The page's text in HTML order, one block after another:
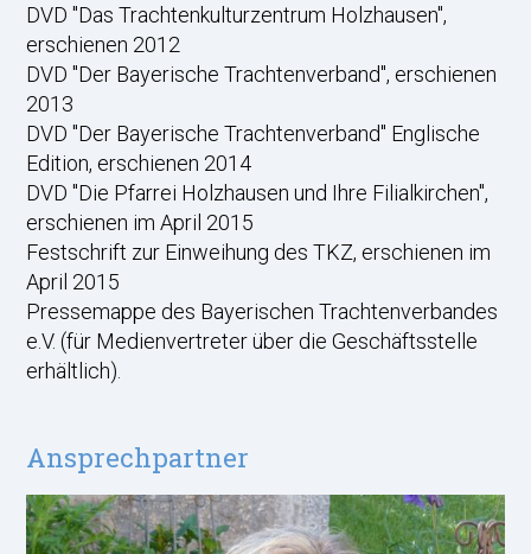
DVD "Das Trachtenkulturzentrum Holzhausen",
erschienen 2012
DVD "Der Bayerische Trachtenverband", erschienen
2013
DVD "Der Bayerische Trachtenverband" Englische
Edition, erschienen 2014
DVD "Die Pfarrei Holzhausen und Ihre Filialkirchen",
erschienen im April 2015
Festschrift zur Einweihung des TKZ, erschienen im
April 2015
Pressemappe des Bayerischen Trachtenverbandes
e.V. (für Medienvertreter über die Geschäftsstelle
erhältlich).
Ansprechpartner